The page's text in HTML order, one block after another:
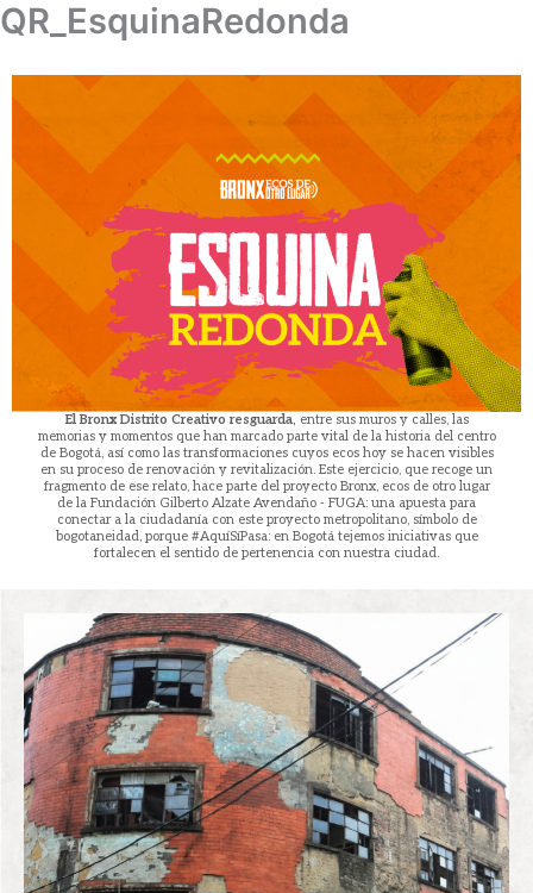
Ir
contenido
QR_EsquinaRedonda
El Bronx Distrito Creativo resguarda, entre sus muros y calles, las
memorias y momentos que han marcado parte vital de la historia del centro
de Bogotá, así como las transformaciones cuyos ecos hoy se hacen visibles
en su proceso de renovación y revitalización. Este ejercicio, que recoge un
fragmento de ese relato, hace parte del proyecto Bronx, ecos de otro lugar
de la Fundación Gilberto Alzate Avendaño - FUGA: una apuesta para
conectar a la ciudadanía con este proyecto metropolitano, símbolo de
bogotaneidad, porque #AquíSíPasa: en Bogotá tejemos iniciativas que
fortalecen el sentido de pertenencia con nuestra ciudad.